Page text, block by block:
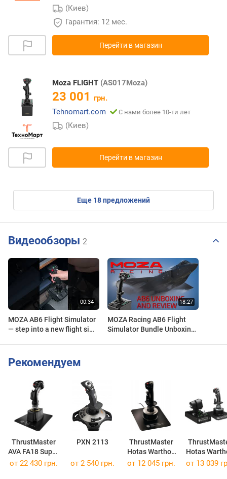
(Киев)
Гарантия: 12 мес.
Перейти в магазин
Moza FLIGHT (AS017Moza)
23 001 грн.
Tehnomart.com
С нами более 10-ти лет
(Киев)
Перейти в магазин
eще 18предложений
Видеообзоры 2
MOZA AB6 Flight Simulator
— step into a new flight sim
MOZA Racing AB6 Flight
Simulator Bundle Unboxing
Рекомендуем
ThrustMaster
AVA FA18 Super
Hornet Flight
PXN 2113
ThrustMaster
Hotas Warthog
Flight Stick
Hotas
от 22 430 грн. от 2 540 грн. от 12 045 грн. от 13 039